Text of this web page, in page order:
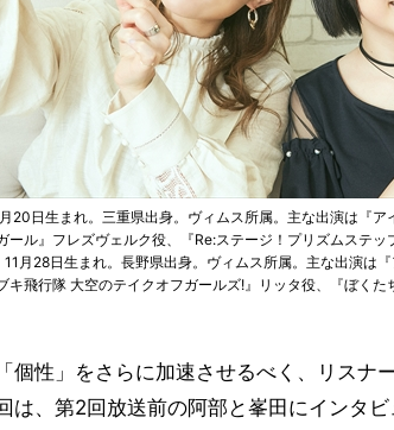
20日生まれ。三重県出身。ヴィムス所属。主な出演は『ア
ール』フレズヴェルク役、『Re:ステージ！プリズムステッ
11月28日生まれ。長野県出身。ヴィムス所属。主な出演は
キ飛行隊 大空のテイクオフガールズ!』リッタ役、『ぼく
個性」をさらに加速させるべく、リスナ
は、第2回放送前の阿部と峯田にインタ